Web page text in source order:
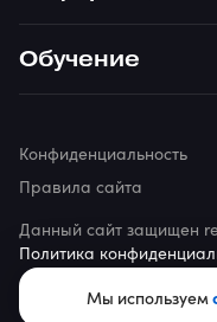
Мы используем
Обучение
© 2026 ppc.world
Данный сайт защищен
Политика
Конфиденциальность
Правила сайта